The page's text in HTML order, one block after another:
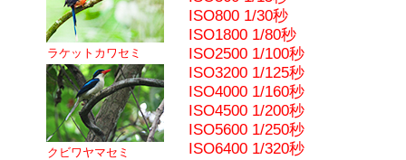
ラケットカワセミ
クビワヤマセミ
ISO800 1/30秒
ISO1800 1/80秒
ISO2500 1/100秒
ISO3200 1/125秒
ISO4000 1/160秒
ISO4500 1/200秒
ISO5600 1/250秒
ISO6400 1/320秒